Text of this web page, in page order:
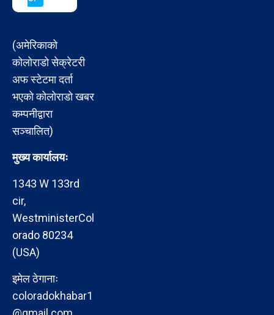
(अमेरिकाको
कोलोराडो सेक्रेटरी
अफ स्टेटमा दर्ता
भएको कोलोराडो खबर
कम्पनीद्वारा
सञ्चालित)
मुख्य कार्यालयः
1343 W 133rd
cir,
WestministerCol
orado 80234
(USA)
इमेल ठेगानाः
coloradokhabar1